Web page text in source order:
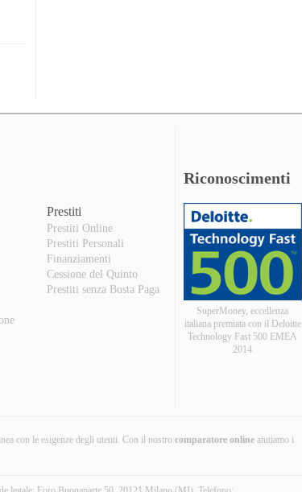
Prestiti
Prestiti Online
Prestiti Personali
Finanziamenti
Cessione del Quinto
Prestiti senza Busta Paga
Riconoscimenti
SuperMoney, eccellenza
italiana premiata con il Deloitte
Technology Fast 500 EMEA
2014
con le esigenze degli utenti. Con il nostro comparatore online aiutiamo i